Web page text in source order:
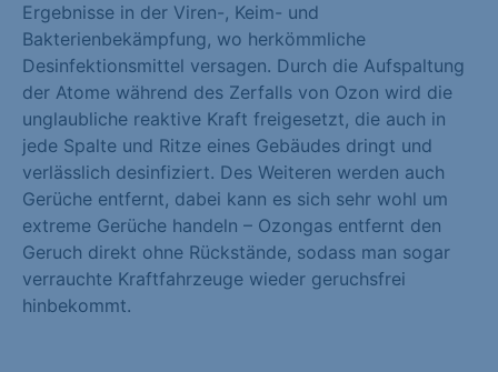
Ergebnisse in der Viren-, Keim- und
Bakterienbekämpfung, wo herkömmliche
Desinfektionsmittel versagen. Durch die Aufspaltung
der Atome während des Zerfalls von Ozon wird die
unglaubliche reaktive Kraft freigesetzt, die auch in
jede Spalte und Ritze eines Gebäudes dringt und
verlässlich desinfiziert. Des Weiteren werden auch
Gerüche entfernt, dabei kann es sich sehr wohl um
extreme Gerüche handeln – Ozongas entfernt den
Geruch direkt ohne Rückstände, sodass man sogar
verrauchte Kraftfahrzeuge wieder geruchsfrei
hinbekommt.
Medien akzeptiert werden, bedarf der Zugriff auf diese Inhalte
keiner manuellen Einwilligung mehr.
Cookie-Informationen anzeigen
Datenschutzerklärung Impressum